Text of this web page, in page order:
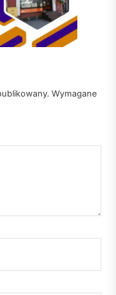
Wymagane